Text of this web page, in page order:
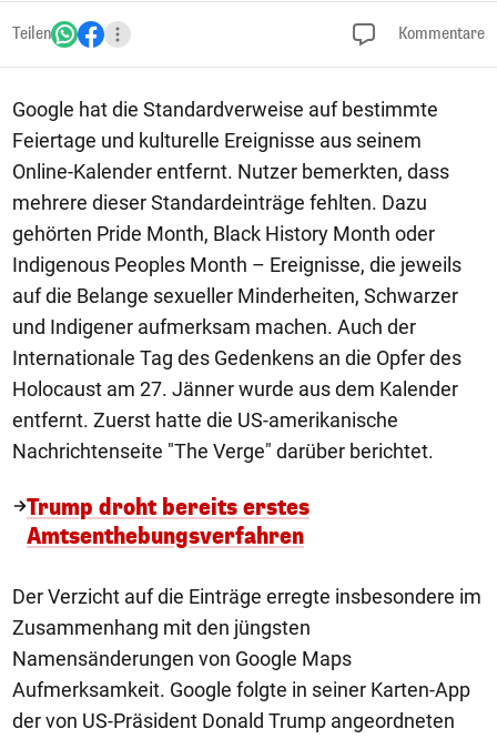
Teilen Kommentare
Google hat die Standardverweise auf bestimmte
Feiertage und kulturelle Ereignisse aus seinem
Online-Kalender entfernt. Nutzer bemerkten, dass
mehrere dieser Standardeinträge fehlten. Dazu
gehörten Pride Month, Black History Month oder
Indigenous Peoples Month – Ereignisse, die jeweils
auf die Belange sexueller Minderheiten, Schwarzer
und Indigener aufmerksam machen. Auch der
Internationale Tag des Gedenkens an die Opfer des
Holocaust am 27. Jänner wurde aus dem Kalender
entfernt. Zuerst hatte die US-amerikanische
Nachrichtenseite "The Verge" darüber berichtet.
Trump droht bereits erstes
Amtsenthebungsverfahren
Der Verzicht auf die Einträge erregte insbesondere im
Zusammenhang mit den jüngsten
Namensänderungen von Google Maps
Aufmerksamkeit. Google folgte in seiner Karten-App
der von US-Präsident Donald Trump angeordneten